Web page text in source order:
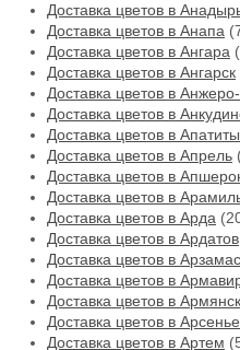
Доставка цветов в
Доставка цветов в Анапа
Доставка цветов в Ангара
Доставка цветов в Ангарск
Доставка цветов в
Доставка цветов в
Доставка цветов в Апатиты
Доставка цветов в Апрель
Доставка цветов в
Доставка цветов в
Доставка цветов в Арда
Доставка цветов в Ардатов
Доставка цветов в Арзамас
Доставка цветов в
Доставка цветов в Армянск
Доставка цветов в
Доставка цветов в Артем